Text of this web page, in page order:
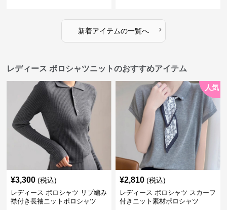
新着アイテムの一覧へ ›
レディース ポロシャツニットのおすすめアイテム
¥3,300 (税込)
レディース ポロシャツ リブ編み
襟付き長袖ニットポロシャツ
人気
¥2,810 (税込)
レディース ポロシャツ スカーフ
付きニット素材ポロシャツ